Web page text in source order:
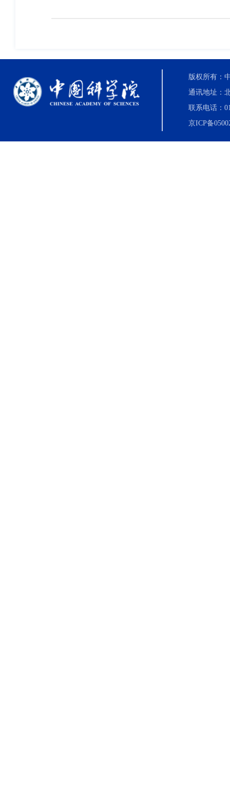
版权所有：
通讯地址：
联系电话：
京ICP备